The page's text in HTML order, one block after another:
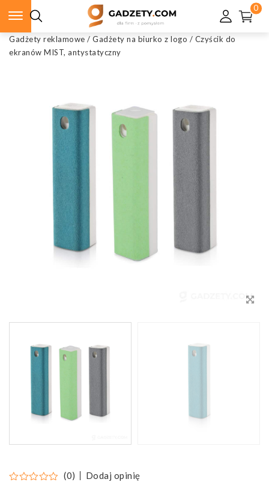
0
Gadżety reklamowe / Gadżety na biurko z logo / Czyścik do
ekranów MIST, antystatyczny
(0) Dodaj opinię